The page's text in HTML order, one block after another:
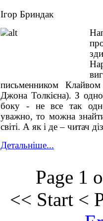
Ігор Бриндак
письменником
Джона Толкієна). З
боку - не все так
уважно, то можна
світі. А як і де – читач
Детальніше...
Page 1
<< Start <